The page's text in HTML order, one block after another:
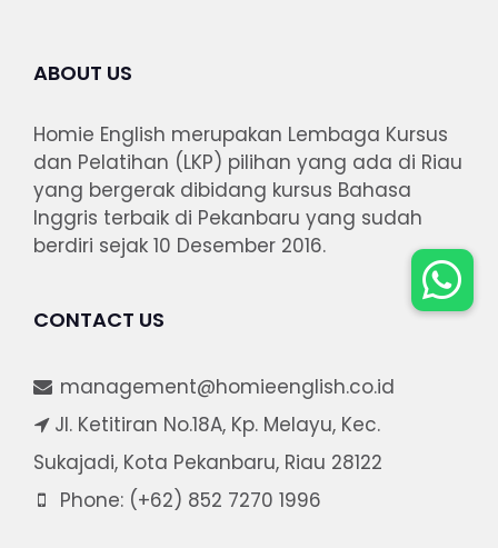
ABOUT US
Homie English merupakan Lembaga Kursus
dan Pelatihan (LKP) pilihan yang ada di Riau
yang bergerak dibidang kursus Bahasa
Inggris terbaik di Pekanbaru yang sudah
berdiri sejak 10 Desember 2016.
CONTACT US
management@homieenglish.co.id
Jl. Ketitiran No.18A, Kp. Melayu, Kec.
Sukajadi, Kota Pekanbaru, Riau 28122
Phone: (+62) 852 7270 1996